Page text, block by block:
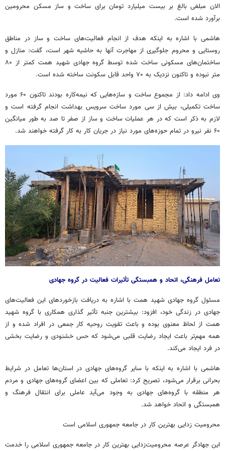
الان مبلغی بالغ بر بیست میلیارد تومان برای ساخت و ساز مسکن محرومین
برآورد شده است.
هاشمی با اشاره به اینکه هدف از انجام فعالیت‌های ساخت و ساز در مناطق
روستایی و محروم جلوگیری از مهاجرت آنها به حاشیه شهر است، گفت: منازل و
ساختمان‌های مسکونی ساخت شده توسط گروه جهادی شهید همت کمتر از ۸۰
متر نبوده و تاکنون نزدیک به ۷۰ واحد قابل سکونت ساخته شده است.
وی ادامه داد: از مجموع ساخت و سازه‌هایی که نیمه‌کاره بودند تاکنون ۶۰ مورد
ساخت تکمیلی، بیش از سی مورد ساخت سرویس بهداشت انجام گرفته است و
لازم به ذکر است که در هر عملیات ساخت و ساز از صفر تا صد به طور میانگین
۶۰ نفر نیرو در تمام حوزه‌های مورد نیاز در جریان کار به کار گرفته خواهند شد.
تعامل فرهنگی، اتحاد و همبستگی تأثیرات فعالیت در گروه جهادی
مسئول گروه جهادی شهید همت با اشاره به دریافت بازخوردهای این فعالیت‌های
جهادی در زندگی خود، افزود: بیشترین جنبه تأثیر گذاری همکاری با گروه شهید
همت از لحاظ معنوی بوده و باعث تقویت روحیه کار جمعی در افراد شده و از
همه مهم‌تر باعث ایجاد رضایت قلبی می‌شود که حس خشنودی و رضایت بخشی
در فرد ایجاد می‌کند.
هاشمی با اشاره به اینکه با سایر گروه‌های جهادی در استان‌ها تعامل در شرایط
بحرانی برقرار می‌شود، تصریح کرد: تعاملی که بین اعضای گروه‌های جهادی و مردم
هر منطقه با گروه‌های جهادی به وجود می‌آید عاملی برای انتقال فرهنگ و
همبستگی و اتحاد خواهد شد.
محرومیت زدایی بهترین کار در جامعه جمهوری اسلامی است
این جهادگر عرصه محرومیت‌زدایی بهترین کار در جامعه جمهوری اسلامی را خدمت